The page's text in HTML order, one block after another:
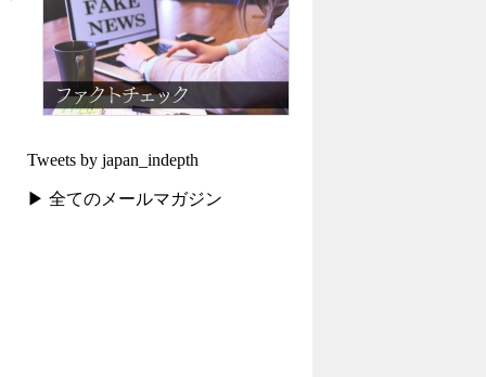
Tweets by japan_indepth
▶ 全てのメールマガジン